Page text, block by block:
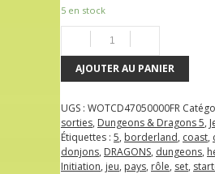
5 en stock
AJOUTER AU PANIER
UGS : WOTCD47050000FR
sorties, Dungeons & Dragons 5,
Étiquettes : 5, borderland, coast,
donjons, DRAGONS, dungeons,
Initiation, jeu, pays, rôle, set,